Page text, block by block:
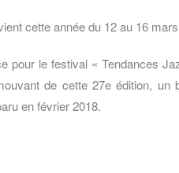
cette année du 12 au 16
pour le festival « Tendances
de cette 27e édition,
en février 2018.